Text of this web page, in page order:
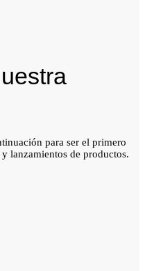
para ser el primero
lanzamientos de productos.